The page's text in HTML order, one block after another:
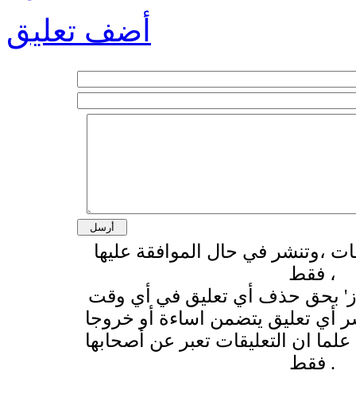
أضف تعليق
،وتنشر في حال الموافقة عليها
فقط ،
بحق حذف أي تعليق في أي وقت
أي تعليق يتضمن اساءة أو خروجا
ان التعليقات تعبر عن أصحابها
فقط .